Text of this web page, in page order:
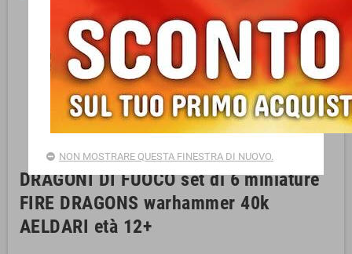
DRAGONI DI FUOCO set di 6 miniature
FIRE DRAGONS warhammer 40k
AELDARI età 12+
NON MOSTRARE QUESTA FINESTRA DI NUOVO.